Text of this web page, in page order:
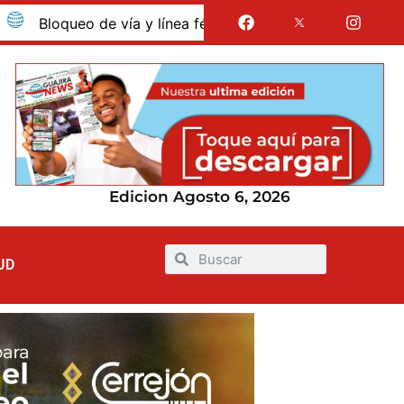
de vía y línea férrea en Albania por presunto
Edicion Agosto 6, 2026